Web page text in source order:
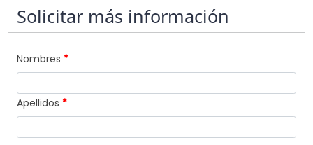
Solicitar más información
Nombres *
Apellidos *